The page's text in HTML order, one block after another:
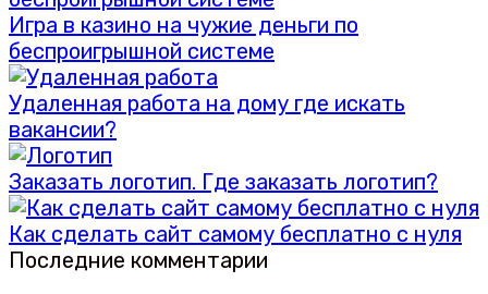
Игра в казино на чужие деньги по
беспроигрышной системе
Удаленная работа на дому где искать
вакансии?
Заказать логотип. Где заказать логотип?
Как сделать сайт самому бесплатно с нуля
Последние комментарии